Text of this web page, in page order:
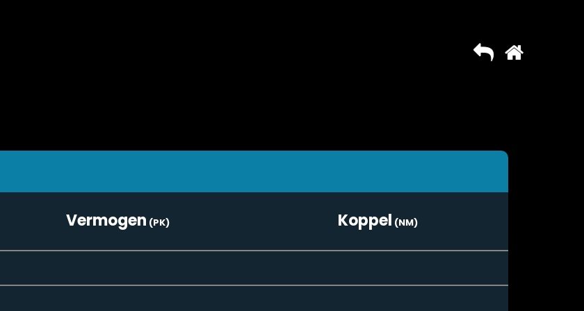
Vermogen Koppel